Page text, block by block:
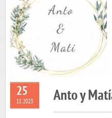
25
11 2023 Anto y